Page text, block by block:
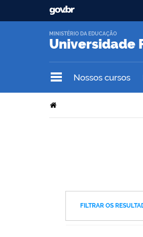
Universidade
MINISTÉRIO DA EDUCAÇÃO
Nossos cursos
FILTRAR OS